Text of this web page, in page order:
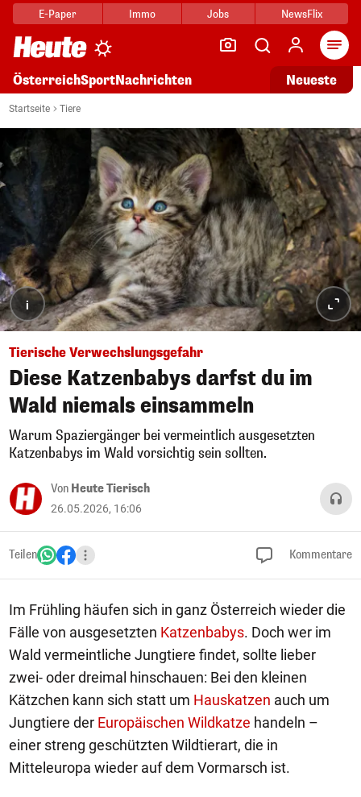
E-Paper Immo Jobs NewsFlix
ÖsterreichSportNachrichten Neueste
Startseite Tiere
i
Tierische Verwechslungsgefahr
Diese Katzenbabys darfst du im
Wald niemals einsammeln
Warum Spaziergänger bei vermeintlich ausgesetzten
Katzenbabys im Wald vorsichtig sein sollten.
Von Heute Tierisch
26.05.2026, 16:06
Teilen Kommentare
Im Frühling häufen sich in ganz Österreich wieder die
Fälle von ausgesetzten Katzenbabys. Doch wer im
Wald vermeintliche Jungtiere findet, sollte lieber
zwei- oder dreimal hinschauen: Bei den kleinen
Kätzchen kann sich statt um Hauskatzen auch um
Jungtiere der Europäischen Wildkatze handeln –
einer streng geschützten Wildtierart, die in
Mitteleuropa wieder auf dem Vormarsch ist.